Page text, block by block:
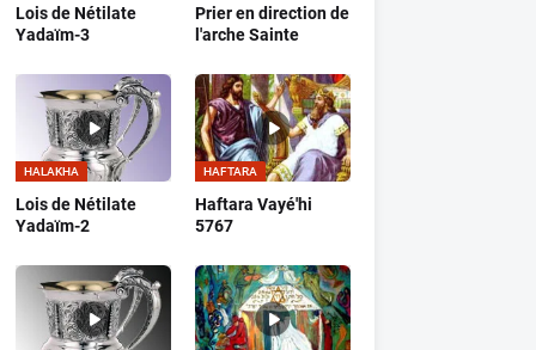
Lois de Nétilate
Yadaïm-3
Prier en direction de
l'arche Sainte
HALAKHA
Lois de Nétilate
Yadaïm-2
HAFTARA
Haftara Vayé'hi
5767